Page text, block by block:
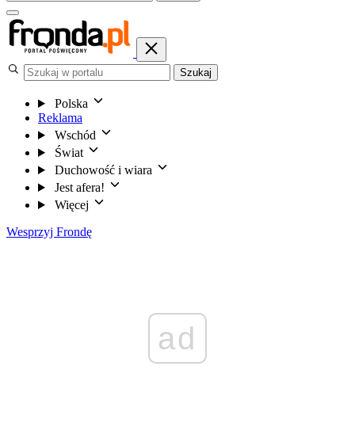
Szukaj
Polska
Reklama
Wschód
Świat
Duchowość i wiara
Jest afera!
Więcej
Wesprzyj Frondę
ad